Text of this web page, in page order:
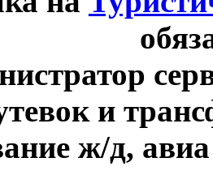
и
ж/д,